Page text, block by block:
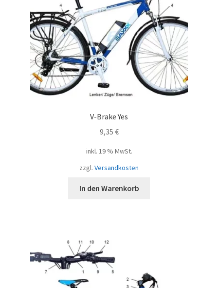
V-Brake Yes
9,35 €
inkl. 19 % MwSt.
zzgl. Versandkosten
In den Warenkorb